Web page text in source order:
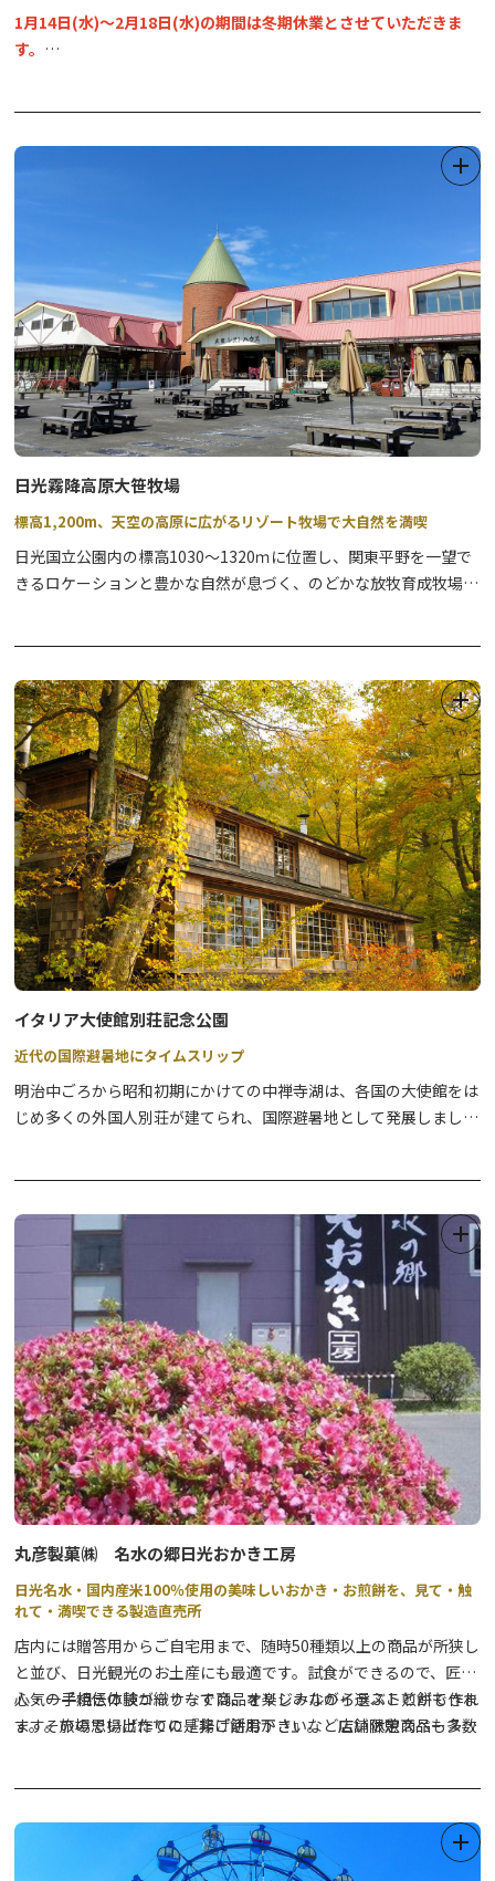
1月14日(水)～2月18日(水)の期間は冬期休業とさせていただきま
す。
２０２６年２月２０日（金）～２３日（月・祝）の4日間→★
EDO WONDERLAND日光江戸村は、江戸時代の文化を肌で体感で
きるカルチュラルパークです。
広大な敷地には、街道、宿場、商家街、忍者の里、武家屋敷など実
物さながらの町並みが再現されています。
江戸人たちとのふれあいや体験イベントを通して、活きた江戸の息
吹に触れることができるほか、お客様ご自身もお着替えをして江戸
人になりきることもできます。
お芝居が見られる7つの劇場、歴史や文化を学ぶことができる展示
館、そして、ここでしか味わえないお食事など、まさに百花繚乱
の“EDO”があなたの旅の思い出を彩ります。
特に、忍びの神髄を全身で感じることのできる迫力の忍者ショー、
1日、または最低でも半日の滞在をおススメします。
日光霧降高原大笹牧場
標高1,200m、天空の高原に広がるリゾート牧場で大自然を満喫
日光国立公園内の標高1030～1320ｍに位置し、関東平野を一望で
きるロケーションと豊かな自然が息づく、のどかな放牧育成牧場。
他、アイスクリームやバター作りを体験いただけます。
敷地内にはオートキャンプ場が併設され、アウトドア慣れしていな
い方でもお気軽にキャンプを楽しめます。冬期はスノーモービルの
迫力ある雪上体験もおすすめ。
四季を通して大自然を満喫できる観光牧場です。
イタリア大使館別荘記念公園
近代の国際避暑地にタイムスリップ
明治中ごろから昭和初期にかけての中禅寺湖は、各国の大使館をは
じめ多くの外国人別荘が建てられ、国際避暑地として発展しまし
きる限り再利用して復元したものです。また、副邸は、往時の歴史
を紹介する「国際避暑地歴史館」として整備されています。設計は
国内の様々な場所の建築にも足跡を残しているアントニン・レーモ
ンドによるもので、建材にもこだわりがあります。特に外壁に使用
されている日光杉の樹皮と薄板で構成された市松模様は、とても美
しいエッセンスとなっています。 別荘記念公園から見る中禅寺湖
の美しさも随一です。
丸彦製菓㈱ 名水の郷日光おかき工房
日光名水・国内産米100％使用の美味しいおかき・お煎餅を、見て・触
れて・満喫できる製造直売所
店内には贈答用からご自宅用まで、随時50種類以上の商品が所狭し
と並び、日光観光のお土産にも最適です。試食ができるので、匠の
心・一子相伝の技が織りなす商品を楽しみながら選ぶことができま
す。その場で揚げたての『揚げ餅おかき』など店舗限定商品も多数
人気の手焼き体験コーナーでは、オリジナルのイラスト煎餅も作れ
ます。旅の思い出作りに是非ご活用下さい。 広い休憩スペースで